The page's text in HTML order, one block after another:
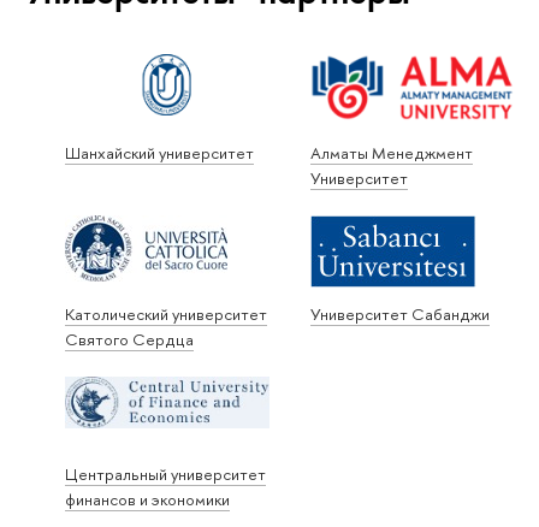
Шанхайский университет
Алматы Менеджмент
Университет
Католический университет
Святого Сердца
Университет Сабанджи
Центральный университет
финансов и экономики